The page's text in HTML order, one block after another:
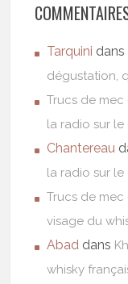
Tarquini dans
dégustation,
Trucs de mec
la radio sur
Chantereau
la radio sur
Trucs de mec
visage du
Abad dans
whisky